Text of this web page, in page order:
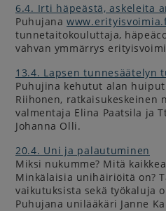
6.4. Irti häpeästä, askeleita
Puhujana
tunnetaitokouluttaja,
vahvan ymmärrys
13.4. Lapsen tunnesäätelyn
Puhujina kehutut alan
Riihonen, ratkaisukeskeinen
valmentaja Elina Paatsila ja
Johanna Olli.
20.4. Uni ja palautuminen
Miksi nukumme? Mitä
Minkälaisia unihäiriöitä on?
vaikutuksista sekä työkaluja
Puhujana unilääkäri Janne